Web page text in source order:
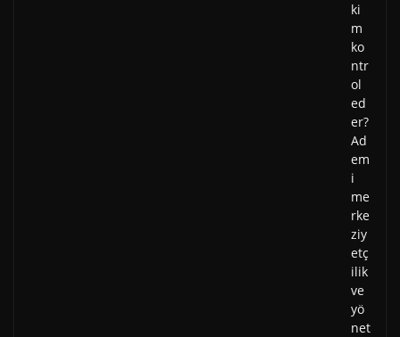
ki
m
ko
ntr
ol
ed
er?
Ad
em
i
me
rke
ziy
etç
ilik
ve
yö
net